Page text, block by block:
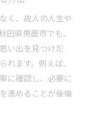
く、故人の人生や
県男鹿市でも、
い出を見つけだ
ます。例えば、
に確認し、必要に
進めることが後悔